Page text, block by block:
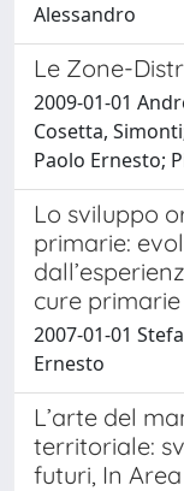
Alessandro
Le Zone-
2009-01-01
Cosetta,
Paolo Ernesto;
Lo sviluppo
primarie:
cure primarie
2007-01-01
Ernesto
L’arte del
territoriale:
futuri, In